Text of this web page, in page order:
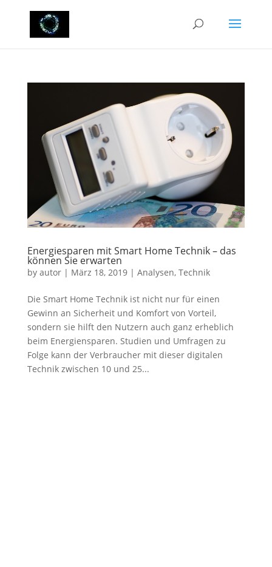
Energiesparen mit Smart Home Technik – das
können Sie erwarten
by autor| März 18, 2019| Analysen, Technik
Die Smart Home Technik ist nicht nur für einen
Gewinn an Sicherheit und Komfort von Vorteil,
sondern sie hilft den Nutzern auch ganz erheblich
beim Energiensparen. Studien und Umfragen zu
Folge kann der Verbraucher mit dieser digitalen
Technik zwischen 10 und 25...